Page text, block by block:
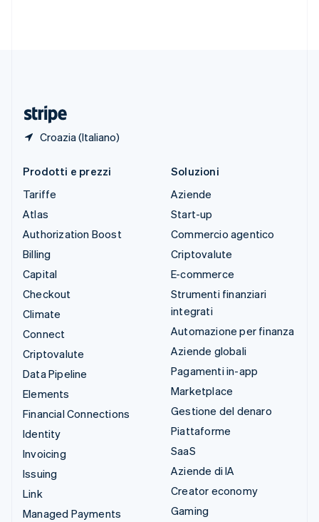
Croazia (Italiano)
Prodotti e prezzi
Tariffe
Atlas
Authorization Boost
Billing
Capital
Checkout
Climate
Connect
Criptovalute
Data Pipeline
Elements
Financial Connections
Identity
Invoicing
Issuing
Link
Managed Payments
Soluzioni
Aziende
Start-up
Commercio agentico
Criptovalute
E-commerce
Strumenti finanziari
integrati
Automazione per finanza
Aziende globali
Pagamenti in-app
Marketplace
Gestione del denaro
Piattaforme
SaaS
Aziende di IA
Creator economy
Gaming